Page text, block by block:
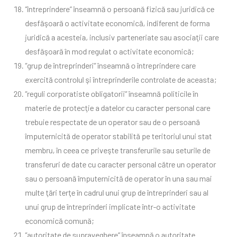
”întreprindere” înseamnă o persoană fizică sau juridică ce
desfăşoară o activitate economică, indiferent de forma
juridică a acesteia, inclusiv parteneriate sau asociaţii care
desfăşoară în mod regulat o activitate economică;
”grup de întreprinderi” înseamnă o întreprindere care
exercită controlul şi întreprinderile controlate de aceasta;
”reguli corporatiste obligatorii” înseamnă politicile în
materie de protecţie a datelor cu caracter personal care
trebuie respectate de un operator sau de o persoană
împuternicită de operator stabilită pe teritoriul unui stat
membru, în ceea ce priveşte transferurile sau seturile de
transferuri de date cu caracter personal către un operator
sau o persoană împuternicită de operator în una sau mai
multe ţări terţe în cadrul unui grup de întreprinderi sau al
unui grup de întreprinderi implicate într-o activitate
economică comună;
”autoritate de supraveghere” înseamnă o autoritate